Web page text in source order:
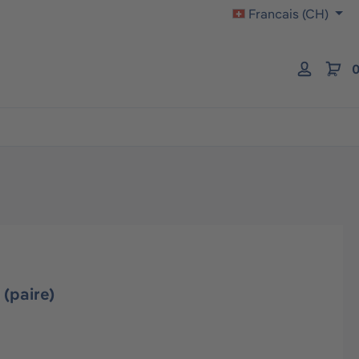
Francais (CH)
(paire)